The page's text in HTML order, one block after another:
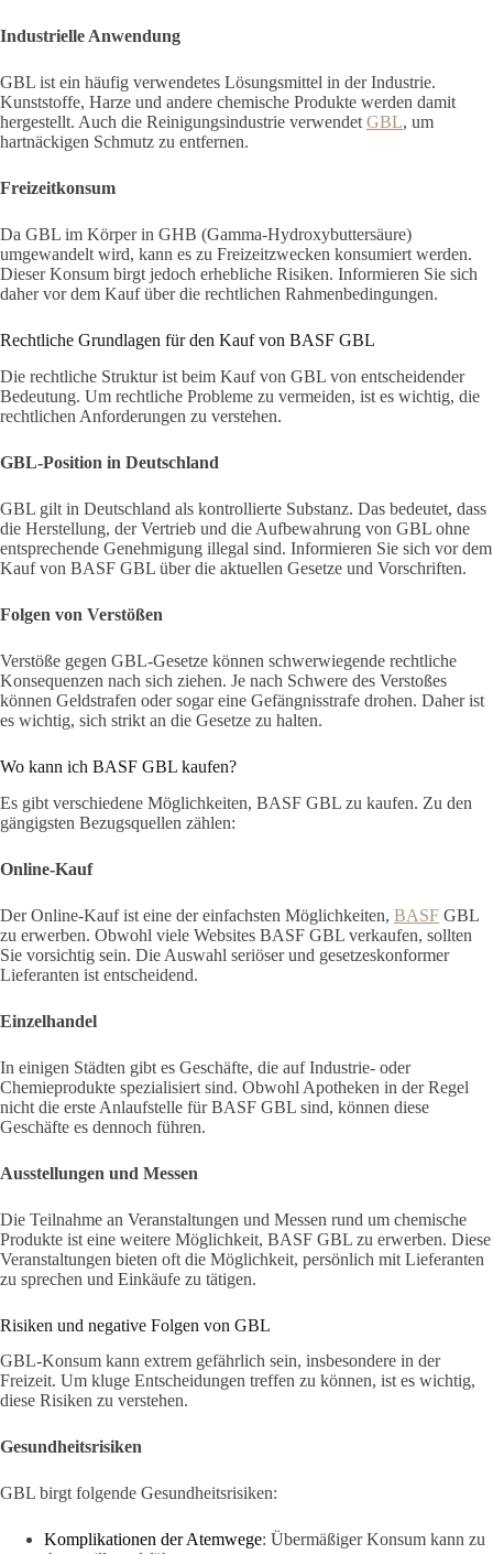
Industrielle Anwendung
GBL ist ein häufig verwendetes Lösungsmittel in der Industrie.
Kunststoffe, Harze und andere chemische Produkte werden damit
hergestellt. Auch die Reinigungsindustrie verwendet GBL, um
hartnäckigen Schmutz zu entfernen.
Freizeitkonsum
Da GBL im Körper in GHB (Gamma-Hydroxybuttersäure)
umgewandelt wird, kann es zu Freizeitzwecken konsumiert werden.
Dieser Konsum birgt jedoch erhebliche Risiken. Informieren Sie sich
daher vor dem Kauf über die rechtlichen Rahmenbedingungen.
Rechtliche Grundlagen für den Kauf von BASF GBL
Die rechtliche Struktur ist beim Kauf von GBL von entscheidender
Bedeutung. Um rechtliche Probleme zu vermeiden, ist es wichtig, die
rechtlichen Anforderungen zu verstehen.
GBL-Position in Deutschland
GBL gilt in Deutschland als kontrollierte Substanz. Das bedeutet, dass
die Herstellung, der Vertrieb und die Aufbewahrung von GBL ohne
entsprechende Genehmigung illegal sind. Informieren Sie sich vor dem
Kauf von BASF GBL über die aktuellen Gesetze und Vorschriften.
Folgen von Verstößen
Verstöße gegen GBL-Gesetze können schwerwiegende rechtliche
Konsequenzen nach sich ziehen. Je nach Schwere des Verstoßes
können Geldstrafen oder sogar eine Gefängnisstrafe drohen. Daher ist
es wichtig, sich strikt an die Gesetze zu halten.
Wo kann ich BASF GBL kaufen?
Es gibt verschiedene Möglichkeiten, BASF GBL zu kaufen. Zu den
gängigsten Bezugsquellen zählen:
Online-Kauf
Der Online-Kauf ist eine der einfachsten Möglichkeiten, BASF GBL
zu erwerben. Obwohl viele Websites BASF GBL verkaufen, sollten
Sie vorsichtig sein. Die Auswahl seriöser und gesetzeskonformer
Lieferanten ist entscheidend.
Einzelhandel
In einigen Städten gibt es Geschäfte, die auf Industrie- oder
Chemieprodukte spezialisiert sind. Obwohl Apotheken in der Regel
nicht die erste Anlaufstelle für BASF GBL sind, können diese
Geschäfte es dennoch führen.
Ausstellungen und Messen
Die Teilnahme an Veranstaltungen und Messen rund um chemische
Produkte ist eine weitere Möglichkeit, BASF GBL zu erwerben. Diese
Veranstaltungen bieten oft die Möglichkeit, persönlich mit Lieferanten
zu sprechen und Einkäufe zu tätigen.
Risiken und negative Folgen von GBL
GBL-Konsum kann extrem gefährlich sein, insbesondere in der
Freizeit. Um kluge Entscheidungen treffen zu können, ist es wichtig,
diese Risiken zu verstehen.
Gesundheitsrisiken
GBL birgt folgende Gesundheitsrisiken:
Komplikationen der Atemwege: Übermäßiger Konsum kann zu